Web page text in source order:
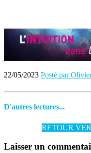
22/05/2023 Posté par
D'autres lectures...
RETOUR
Laisser un